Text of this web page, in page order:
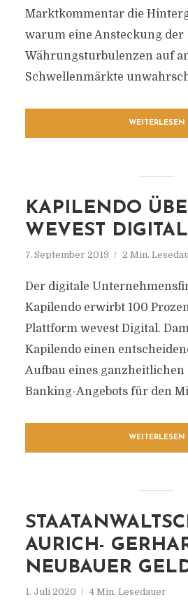
Marktkommentar die
warum eine Ansteckung der
Währungsturbulenzen auf
Schwellenmärkte
WEITERLESEN
KAPILENDO
WEVEST DIGITAL
7. September 2019 2 Min.
Der digitale
Kapilendo erwirbt 100
Plattform wevest Digital.
Kapilendo einen
Aufbau eines
Banking-Angebots für den
WEITERLESEN
AURICH-
NEUBAUER
1. Juli 2020 4 Min. Lesedauer